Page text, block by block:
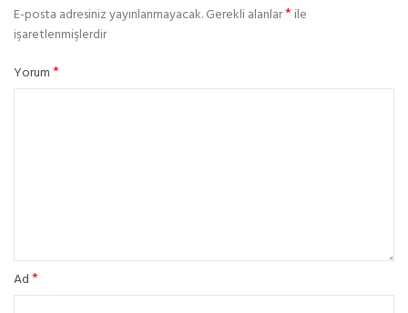
E-posta adresiniz yayınlanmayacak.Gerekli alanlar*ile
işaretlenmişlerdir
Yorum*
Ad*